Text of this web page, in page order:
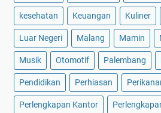
kesehatan Keuangan Kuliner
Luar Negeri Malang Mamin
Musik Otomotif Palembang
Pendidikan Perhiasan
Perlengkapan Kantor